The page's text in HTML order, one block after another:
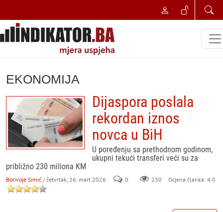
EKONOMIJA
Dijaspora poslala
rekordan iznos
novca u BiH
U poređenju sa prethodnom godinom,
ukupni tekući transferi veći su za
približno 230 miliona KM
Borivoje Simić / četvrtak, 26. mart 2026. 0 230 Ocjena članka: 4.0